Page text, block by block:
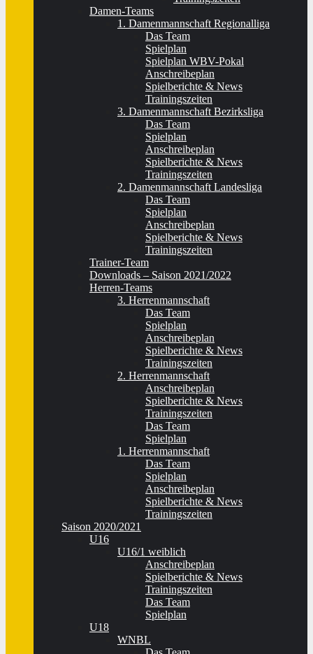
Damen-Teams
1. Damenmannschaft Regionalliga
Das Team
Spielplan
Spielplan WBV-Pokal
Anschreibeplan
Spielberichte & News
Trainingszeiten
3. Damenmannschaft Bezirksliga
Das Team
Spielplan
Anschreibeplan
Spielberichte & News
Trainingszeiten
2. Damenmannschaft Landesliga
Das Team
Spielplan
Anschreibeplan
Spielberichte & News
Trainingszeiten
Trainer-Team
Downloads – Saison 2021/2022
Herren-Teams
3. Herrenmannschaft
Das Team
Spielplan
Anschreibeplan
Spielberichte & News
Trainingszeiten
2. Herrenmannschaft
Anschreibeplan
Spielberichte & News
Trainingszeiten
Das Team
Spielplan
1. Herrenmannschaft
Das Team
Spielplan
Anschreibeplan
Spielberichte & News
Trainingszeiten
Saison 2020/2021
U16
U16/1 weiblich
Anschreibeplan
Spielberichte & News
Trainingszeiten
Das Team
Spielplan
U18
WNBL